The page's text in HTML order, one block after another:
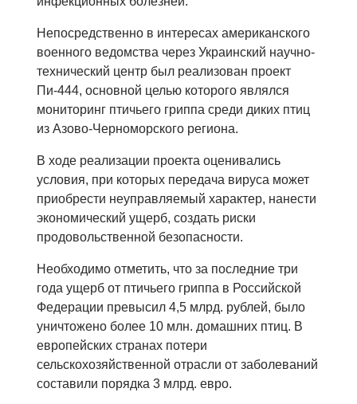
Непосредственно в интересах американского
военного ведомства через Украинский научно-
технический центр был реализован проект
Пи-444, основной целью которого являлся
мониторинг птичьего гриппа среди диких птиц
из Азово-Черноморского региона.
В ходе реализации проекта оценивались
условия, при которых передача вируса может
приобрести неуправляемый характер, нанести
экономический ущерб, создать риски
продовольственной безопасности.
Необходимо отметить, что за последние три
года ущерб от птичьего гриппа в Российской
Федерации превысил 4,5 млрд. рублей, было
уничтожено более 10 млн. домашних птиц. В
европейских странах потери
сельскохозяйственной отрасли от заболеваний
составили порядка 3 млрд. евро.